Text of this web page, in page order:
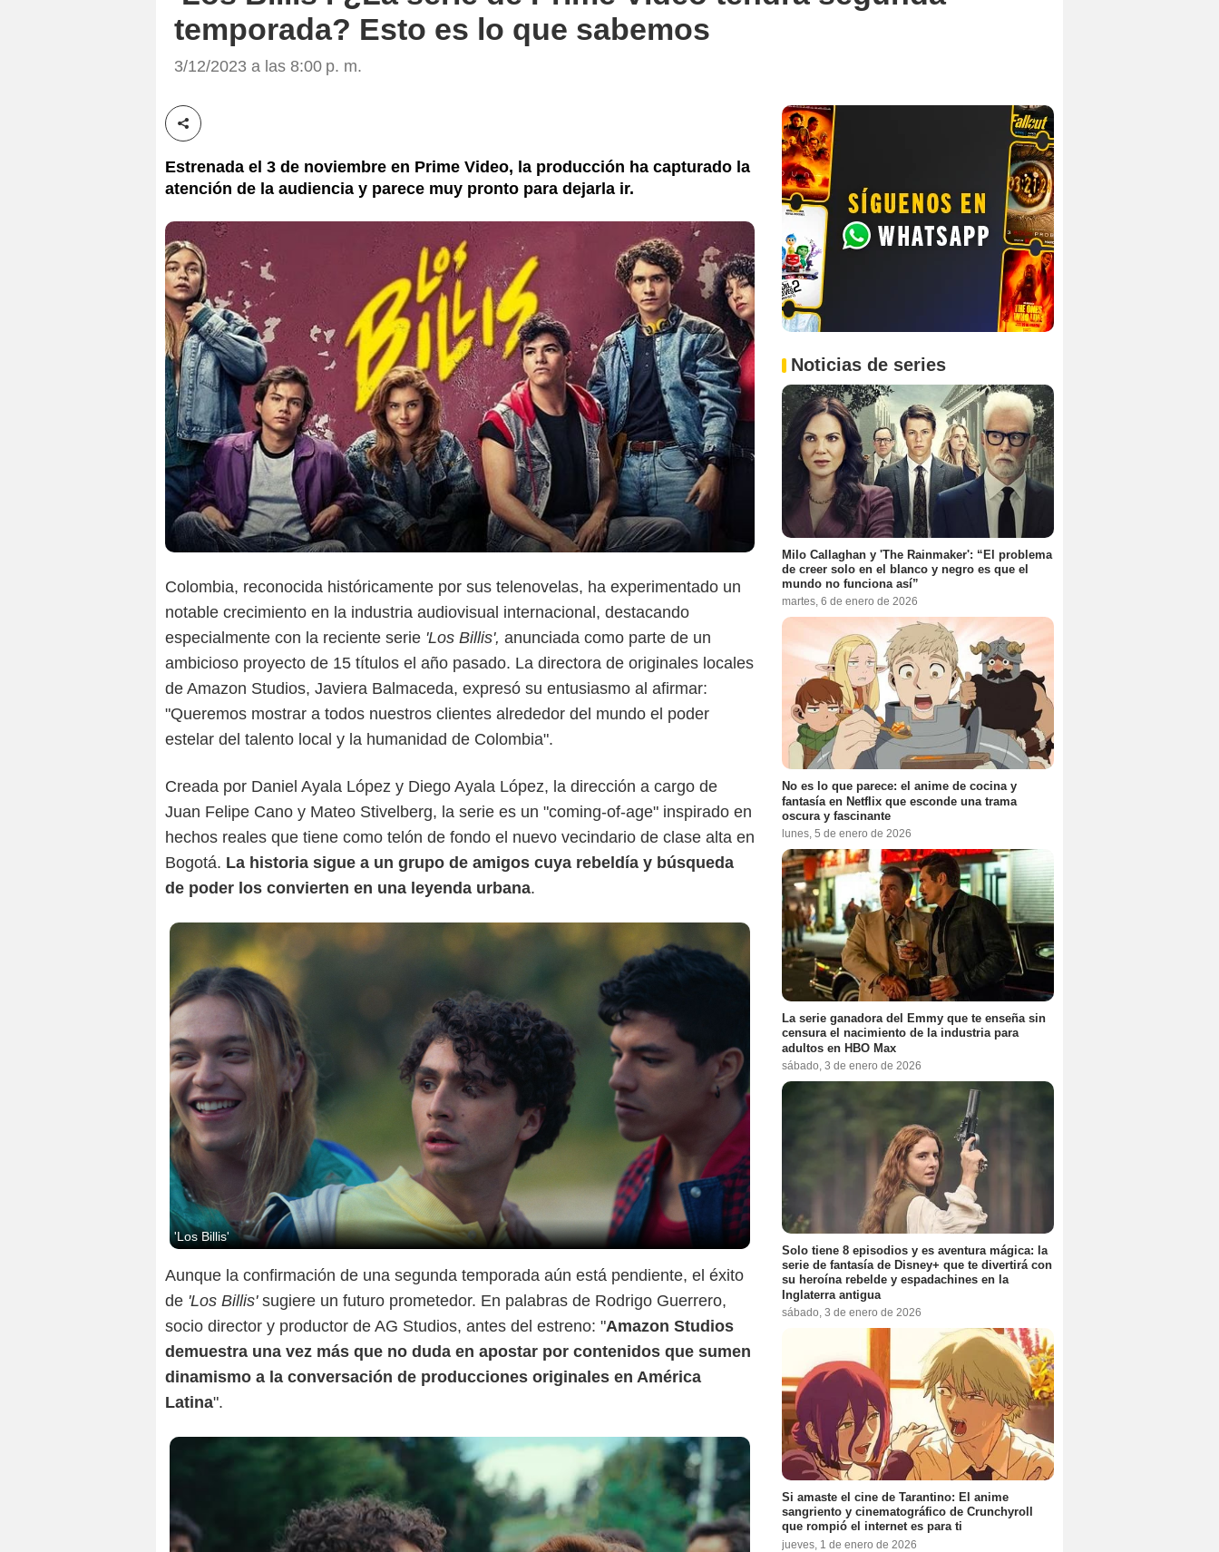
temporada? Esto es lo que sabemos
3/12/2023 a las 8:00 p. m.
Compartir esta noticia
Estrenada el 3 de noviembre en Prime Video, la producción ha capturado la
atención de la audiencia y parece muy pronto para dejarla ir.
Colombia, reconocida históricamente por sus telenovelas, ha experimentado un
notable crecimiento en la industria audiovisual internacional, destacando
especialmente con la reciente serie 'Los Billis', anunciada como parte de un
ambicioso proyecto de 15 títulos el año pasado. La directora de originales locales
de Amazon Studios, Javiera Balmaceda, expresó su entusiasmo al afirmar:
"Queremos mostrar a todos nuestros clientes alrededor del mundo el poder
estelar del talento local y la humanidad de Colombia".
Creada por Daniel Ayala López y Diego Ayala López, la dirección a cargo de
Juan Felipe Cano y Mateo Stivelberg, la serie es un "coming-of-age" inspirado en
hechos reales que tiene como telón de fondo el nuevo vecindario de clase alta en
Bogotá. La historia sigue a un grupo de amigos cuya rebeldía y búsqueda
de poder los convierten en una leyenda urbana.
Prime Video
'Los Billis'
Aunque la confirmación de una segunda temporada aún está pendiente, el éxito
de 'Los Billis'sugiere un futuro prometedor. En palabras de Rodrigo Guerrero,
socio director y productor de AG Studios, antes del estreno: "Amazon Studios
demuestra una vez más que no duda en apostar por contenidos que sumen
dinamismo a la conversación de producciones originales en América
Latina".
Prime Video
Noticias de series
Milo Callaghan y 'The Rainmaker': “El problema
de creer solo en el blanco y negro es que el
mundo no funciona así”
martes, 6 de enero de 2026
No es lo que parece: el anime de cocina y
fantasía en Netflix que esconde una trama
oscura y fascinante
lunes, 5 de enero de 2026
La serie ganadora del Emmy que te enseña sin
censura el nacimiento de la industria para
adultos en HBO Max
sábado, 3 de enero de 2026
Solo tiene 8 episodios y es aventura mágica: la
serie de fantasía de Disney+ que te divertirá con
su heroína rebelde y espadachines en la
Inglaterra antigua
sábado, 3 de enero de 2026
Si amaste el cine de Tarantino: El anime
sangriento y cinematográfico de Crunchyroll
que rompió el internet es para ti
jueves, 1 de enero de 2026